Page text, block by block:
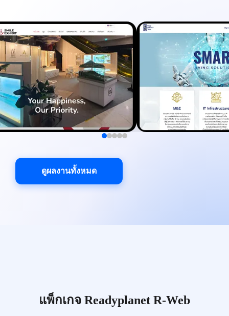
ดูผลงานทั้งหมด
แพ็กเกจ Readyplanet R-Web